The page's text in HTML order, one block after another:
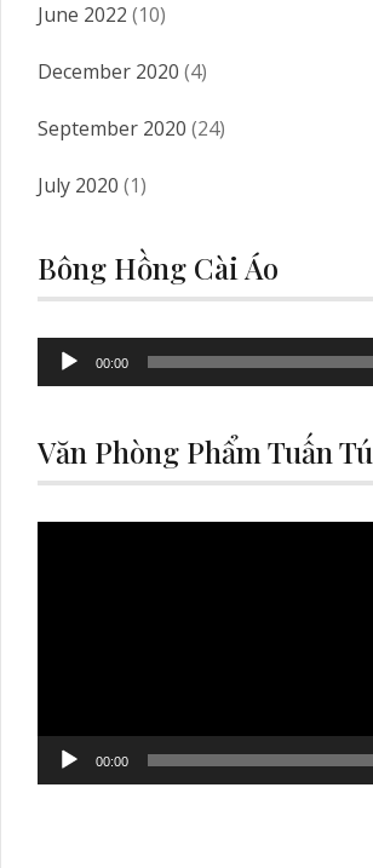
June 2022 (10)
December 2020 (4)
September 2020 (24)
July 2020 (1)
Bông Hồng Cài Áo
Audio
Player
00:00
Văn Phòng Phẩm Tuấn Tú
00:00